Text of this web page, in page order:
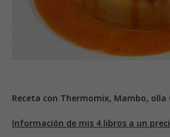
Receta con Thermomix, Mambo, olla
Información de mis 4 libros a un